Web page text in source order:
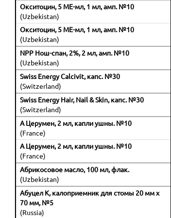
Окситоцин, 5 МЕ-мл, 1 мл, амп. №10
(Uzbekistan)
Окситоцин, 5 МЕ-мл, 1 мл, амп. №10
(Uzbekistan)
NPP Нош-спан, 2%, 2 мл, амп. №10
(Uzbekistan)
Swiss Energy Calcivit, капс. №30
(Switzerland)
Swiss Energy Hair, Nail & Skin, капс. №30
(Switzerland)
А Церумен, 2 мл, капли ушны. №10
(France)
А Церумен, 2 мл, капли ушны. №10
(France)
Абрикосовое масло, 100 мл, флак.
(Uzbekistan)
Абуцел К, калоприемник для стомы 20 мм х
70 мм, №5
(Russia)